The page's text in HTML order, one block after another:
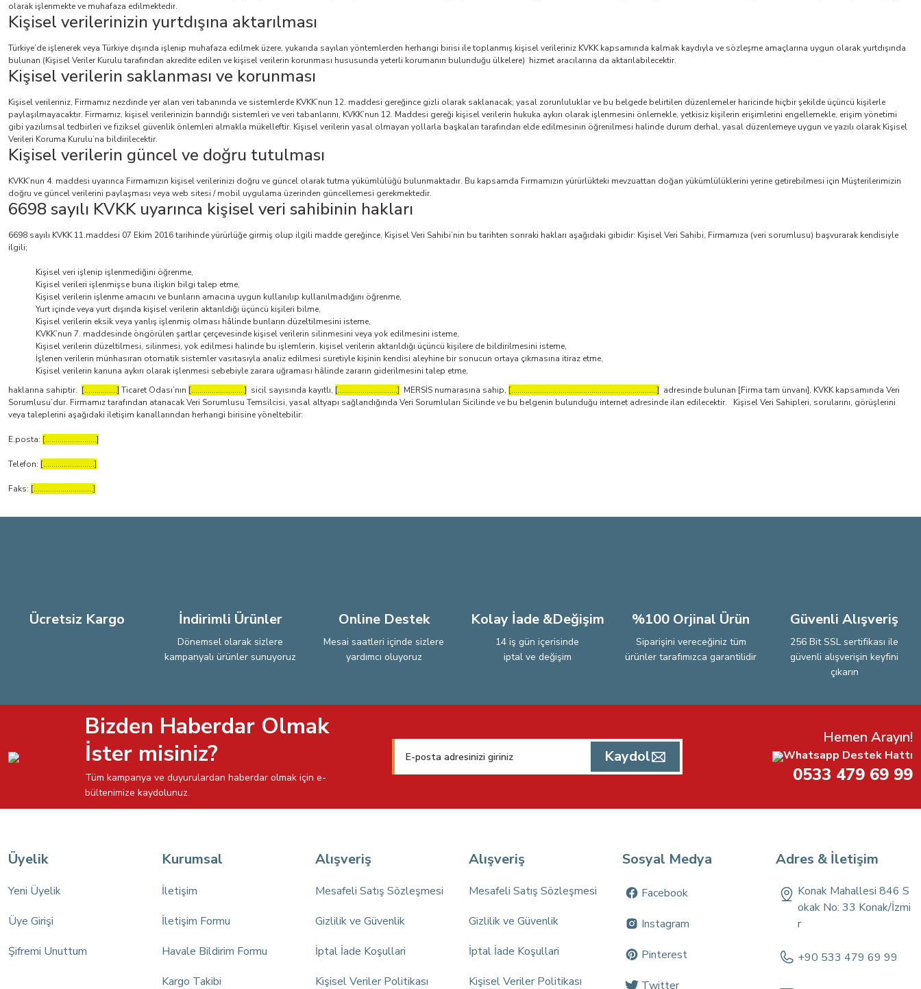
olarak işlenmekte ve muhafaza edilmektedir.
Kişisel verilerinizin yurtdışına aktarılması
Türkiye’de işlenerek veya Türkiye dışında işlenip muhafaza edilmek üzere, yukarıda sayılan yöntemlerden herhangi birisi ile toplanmış kişisel verileriniz KVKK kapsamında kalmak kaydıyla ve sözleşme amaçlarına uygun olarak yurtdışında
bulunan (Kişisel Veriler Kurulu tarafından akredite edilen ve kişisel verilerin korunması hususunda yeterli korumanın bulunduğu ülkelere) hizmet aracılarına da aktarılabilecektir.
Kişisel verilerin saklanması ve korunması
Kişisel verileriniz, Firmamız nezdinde yer alan veri tabanında ve sistemlerde KVKK’nun 12. maddesi gereğince gizli olarak saklanacak; yasal zorunluluklar ve bu belgede belirtilen düzenlemeler haricinde hiçbir şekilde üçüncü kişilerle
paylaşılmayacaktır. Firmamız, kişisel verilerinizin barındığı sistemleri ve veri tabanlarını, KVKK’nun 12. Maddesi gereği kişisel verilerin hukuka aykırı olarak işlenmesini önlemekle, yetkisiz kişilerin erişimlerini engellemekle, erişim yönetimi
gibi yazılımsal tedbirleri ve fiziksel güvenlik önlemleri almakla mükelleftir. Kişisel verilerin yasal olmayan yollarla başkaları tarafından elde edilmesinin öğrenilmesi halinde durum derhal, yasal düzenlemeye uygun ve yazılı olarak Kişisel
Verileri Koruma Kurulu’na bildirilecektir.
Kişisel verilerin güncel ve doğru tutulması
KVKK’nun 4. maddesi uyarınca Firmamızın kişisel verilerinizi doğru ve güncel olarak tutma yükümlülüğü bulunmaktadır. Bu kapsamda Firmamızın yürürlükteki mevzuattan doğan yükümlülüklerini yerine getirebilmesi için Müşterilerimizin
doğru ve güncel verilerini paylaşması veya web sitesi / mobil uygulama üzerinden güncellemesi gerekmektedir.
6698 sayılı KVKK uyarınca kişisel veri sahibinin hakları
6698 sayılı KVKK 11.maddesi 07 Ekim 2016 tarihinde yürürlüğe girmiş olup ilgili madde gereğince, Kişisel Veri Sahibi’nin bu tarihten sonraki hakları aşağıdaki gibidir: Kişisel Veri Sahibi, Firmamıza (veri sorumlusu) başvurarak kendisiyle
ilgili;
Kişisel veri işlenip işlenmediğini öğrenme,
Kişisel verileri işlenmişse buna ilişkin bilgi talep etme,
Kişisel verilerin işlenme amacını ve bunların amacına uygun kullanılıp kullanılmadığını öğrenme,
Yurt içinde veya yurt dışında kişisel verilerin aktarıldığı üçüncü kişileri bilme,
Kişisel verilerin eksik veya yanlış işlenmiş olması hâlinde bunların düzeltilmesini isteme,
KVKK’nun 7. maddesinde öngörülen şartlar çerçevesinde kişisel verilerin silinmesini veya yok edilmesini isteme,
Kişisel verilerin düzeltilmesi, silinmesi, yok edilmesi halinde bu işlemlerin, kişisel verilerin aktarıldığı üçüncü kişilere de bildirilmesini isteme,
İşlenen verilerin münhasıran otomatik sistemler vasıtasıyla analiz edilmesi suretiyle kişinin kendisi aleyhine bir sonucun ortaya çıkmasına itiraz etme,
Kişisel verilerin kanuna aykırı olarak işlenmesi sebebiyle zarara uğraması hâlinde zararın giderilmesini talep etme,
haklarına sahiptir. [................] Ticaret Odası’nın [..........................] sicil sayısında kayıtlı, [.............................] MERSİS numarasına sahip, [.......................................................................] adresinde bulunan [Firma tam ünvanı], KVKK kapsamında Veri
Sorumlusu’dur. Firmamız tarafından atanacak Veri Sorumlusu Temsilcisi, yasal altyapı sağlandığında Veri Sorumluları Sicilinde ve bu belgenin bulunduğu internet adresinde ilan edilecektir. Kişisel Veri Sahipleri, sorularını, görüşlerini
veya taleplerini aşağıdaki iletişim kanallarından herhangi birisine yöneltebilir:
E.posta: [.........................]
Telefon: [.........................]
Faks: [.............................]
Ücretsiz Kargo İndirimli Ürünler
Dönemsel olarak sizlere
kampanyalı ürünler sunuyoruz
Online Destek
Mesai saatleri içinde sizlere
yardımcı oluyoruz
Kolay İade &Değişim
14 iş gün içerisinde
iptal ve değişim
%100 Orjinal Ürün
Siparişini vereceğiniz tüm
ürünler tarafımızca garantilidir
Güvenli Alışveriş
256 Bit SSL sertifikası ile
güvenli alışverişin keyfini
çıkarın
Bizden Haberdar Olmak
İster misiniz?
Tüm kampanya ve duyurulardan haberdar olmak için e-
bültenimize kaydolunuz.
Kaydol
Hemen Arayın!
Whatsapp Destek Hattı
0533 479 69 99
Üyelik
Yeni Üyelik
Üye Girişi
Şifremi Unuttum
Kurumsal
İletişim
İletişim Formu
Havale Bildirim Formu
Kargo Takibi
Alışveriş
Mesafeli Satış Sözleşmesi
Gizlilik ve Güvenlik
İptal İade Koşullari
Kişisel Veriler Politikası
Alışveriş
Mesafeli Satış Sözleşmesi
Gizlilik ve Güvenlik
İptal İade Koşullari
Kişisel Veriler Politikası
Sosyal Medya
Facebook
Instagram
Pinterest
Twitter
Adres & İletişim
Konak Mahallesi 846 S
okak No: 33 Konak/İzmi
r
+90 533 479 69 99